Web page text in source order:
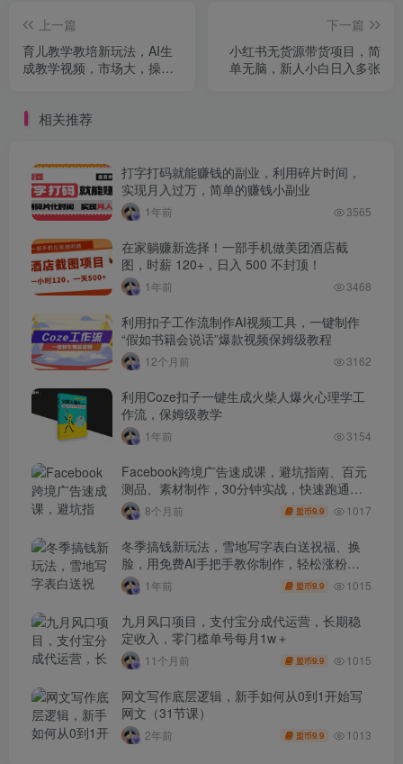
上一篇
育儿教学教培新玩法，AI生
成教学视频，市场大，操作
下一篇
小红书无货源带货项目，简
单无脑，新人小白日入多张
相关推荐
打字打码就能赚钱的副业，利用碎片时间，
实现月入过万，简单的赚钱小副业
1年前 3565
在家躺赚新选择！一部手机做美团酒店截
图，时薪 120+，日入 500 不封顶！
1年前 3468
利用扣子工作流制作AI视频工具，一键制作
“假如书籍会说话”爆款视频保姆级教程
12个月前 3162
利用Coze扣子一键生成火柴人爆火心理学工
作流，保姆级教学
1年前 3154
Facebook跨境广告速成课，避坑指南、百元
测品、素材制作，30分钟实战，快速跑通首
单出单8个月前 盟币9.9 1017
冬季搞钱新玩法，雪地写字表白送祝福、换
脸，用免费AI手把手教你制作，轻松涨粉
3.5w，接单到手软
1年前 盟币9.9 1015
九月风口项目，支付宝分成代运营，长期稳
定收入，零门槛单号每月1w＋
11个月前 盟币9.9 1015
网文写作底层逻辑，新手如何从0到1开始写
网文（31节课）
2年前 盟币9.9 1013